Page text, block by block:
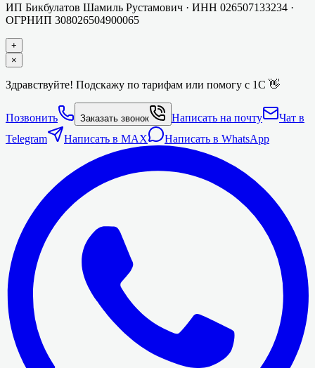
ИП Бикбулатов Шамиль Рустамович · ИНН 026507133234 ·
ОГРНИП 308026504900065
+
×
Здравствуйте! Подскажу по тарифам или помогу с 1С 👋
Позвонить Заказать звонок Написать на почту
Чат в
Telegram
Написать в MAX Написать в WhatsApp